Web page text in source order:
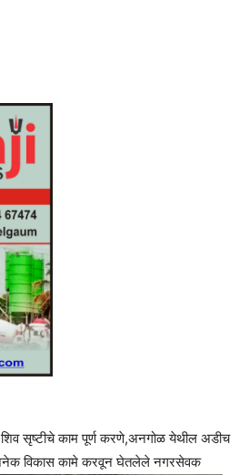
सृष्टीचे काम पूर्ण करणे,अनगोळ येथील अडीच
अनेक विकास कामे करवून घेतलेले नगरसेवक